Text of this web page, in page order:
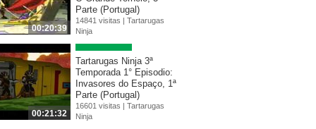
00:20:39
Parte (Portugal)
14841 visitas | Tartarugas
Ninja
00:21:32
Tartarugas Ninja 3ª
Temporada 1° Episodio:
Invasores do Espaço, 1ª
Parte (Portugal)
16601 visitas | Tartarugas
Ninja